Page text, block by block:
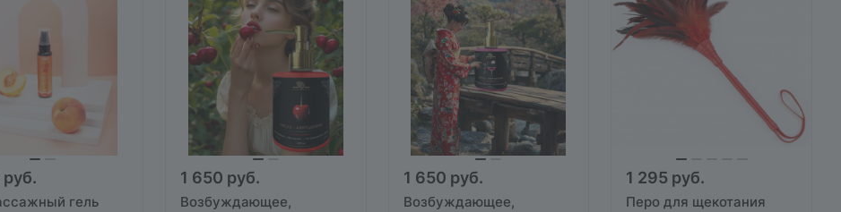
руб.
гель
1 650 руб.
Возбуждающее,
1 650 руб.
Возбуждающее,
1 295 руб.
Перо для щекотания